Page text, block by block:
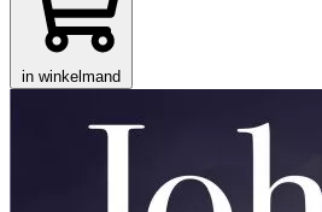
in winkelmand